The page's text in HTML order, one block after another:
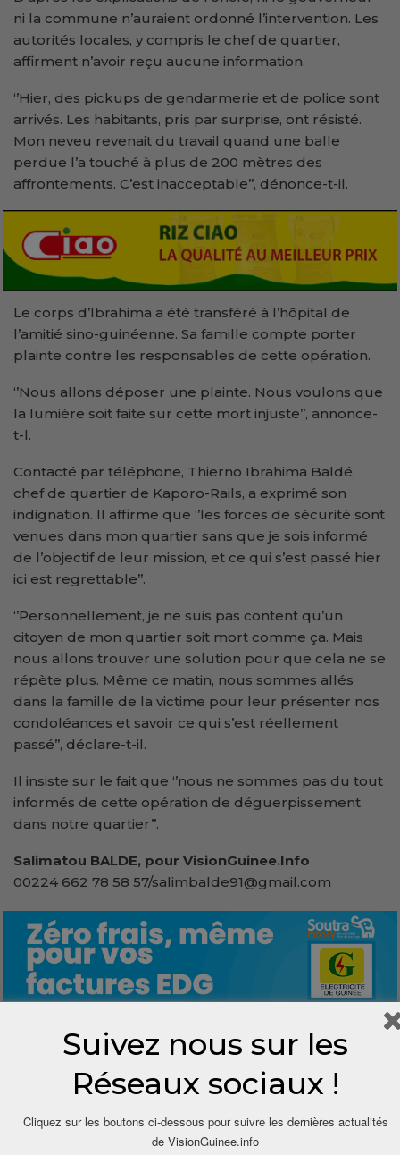
ni la commune n’auraient ordonné l’intervention. Les
autorités locales, y compris le chef de quartier,
affirment n’avoir reçu aucune information.
‘’Hier, des pickups de gendarmerie et de police sont
arrivés. Les habitants, pris par surprise, ont résisté.
Mon neveu revenait du travail quand une balle
perdue l’a touché à plus de 200 mètres des
affrontements. C’est inacceptable’’, dénonce-t-il.
Le corps d’Ibrahima a été transféré à l’hôpital de
l’amitié sino-guinéenne. Sa famille compte porter
plainte contre les responsables de cette opération.
‘’Nous allons déposer une plainte. Nous voulons que
la lumière soit faite sur cette mort injuste’’, annonce-
t-l.
Contacté par téléphone, Thierno Ibrahima Baldé,
chef de quartier de Kaporo-Rails, a exprimé son
indignation. Il affirme que ‘’les forces de sécurité sont
venues dans mon quartier sans que je sois informé
de l’objectif de leur mission, et ce qui s’est passé hier
ici est regrettable’’.
‘’Personnellement, je ne suis pas content qu’un
citoyen de mon quartier soit mort comme ça. Mais
nous allons trouver une solution pour que cela ne se
répète plus. Même ce matin, nous sommes allés
dans la famille de la victime pour leur présenter nos
condoléances et savoir ce qui s’est réellement
passé’’, déclare-t-il.
Il insiste sur le fait que ‘’nous ne sommes pas du tout
informés de cette opération de déguerpissement
dans notre quartier’’.
Salimatou BALDE, pour VisionGuinee.Info
00224 662 78 58 57/salimbalde91@gmail.com
Suivez nous sur les
Réseaux sociaux !
Cliquez sur les boutons ci-dessous pour suivre les dernières actualités
de VisionGuinee.info